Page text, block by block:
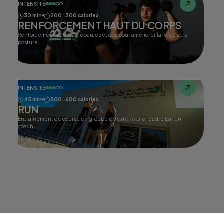
INTENSITÉ
30 min
200-300 calories
RENFORCEMENT HAUT DU CORPS
Renforcement des bras, épaules et dos pour améliorer la force et la
posture
Tester ce cours
INTENSITÉ
45 min
500-600 calories
RUN
Entraînement de course en groupe en extérieur encadré par un
coach.
Tester ce cours